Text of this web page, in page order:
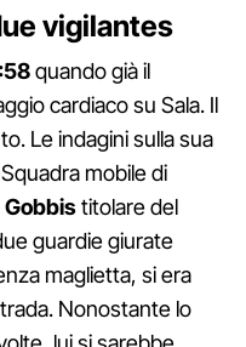
vigilantes
quando già il
cardiaco su Sala. Il
Le indagini sulla sua
mobile di
titolare del
guardie giurate
maglietta, si era
Nonostante lo